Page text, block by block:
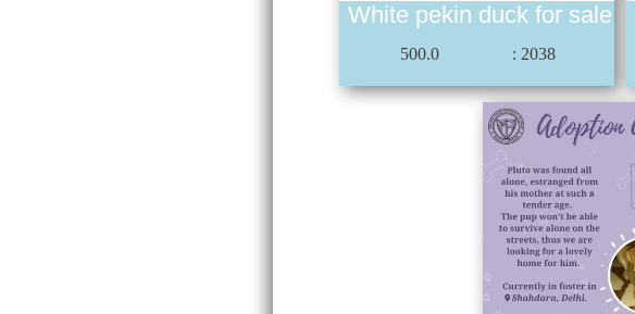
White pekin duck for sale
500.0 : 2038